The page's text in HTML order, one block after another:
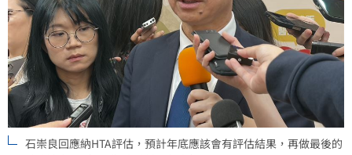
石崇良回應納HTA評估，預計年底應該會有評估結果，再做最後的